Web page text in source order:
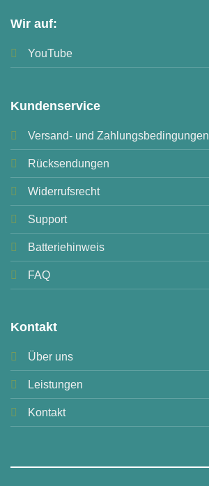
Wir auf:
YouTube
Kundenservice
Versand- und Zahlungsbedingungen
Rücksendungen
Widerrufsrecht
Support
Batteriehinweis
FAQ
Kontakt
Über uns
Leistungen
Kontakt